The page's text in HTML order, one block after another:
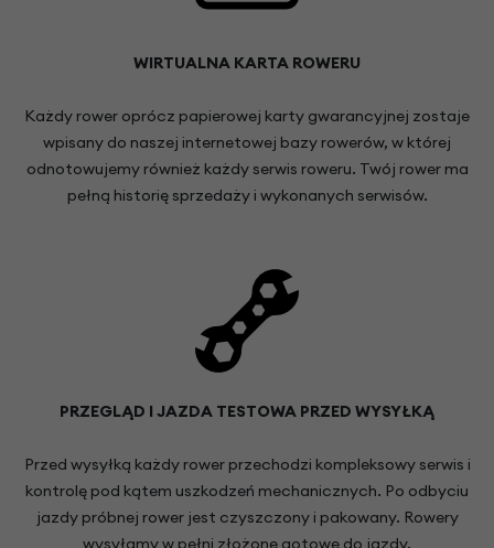
WIRTUALNA KARTA ROWERU
Każdy rower oprócz papierowej karty gwarancyjnej zostaje
wpisany do naszej internetowej bazy rowerów, w której
odnotowujemy również każdy serwis roweru. Twój rower ma
pełną historię sprzedaży i wykonanych serwisów.
PRZEGLĄD I JAZDA TESTOWA PRZED WYSYŁKĄ
Przed wysyłką każdy rower przechodzi kompleksowy serwis i
kontrolę pod kątem uszkodzeń mechanicznych. Po odbyciu
jazdy próbnej rower jest czyszczony i pakowany. Rowery
wysyłamy w pełni złożone gotowe do jazdy.